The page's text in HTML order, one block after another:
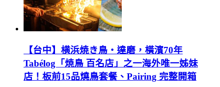
【台中】横浜焼き鳥‧達磨，橫濱70年
Tabélog「焼鳥 百名店」之一海外唯一姊妹
店！板前15品燒鳥套餐、Pairing 完整開箱